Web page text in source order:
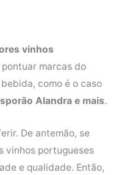
vinhos
marcas do
como é o caso
Alandra e mais.
De antemão, se
vinhos portugueses
e qualidade. Então,